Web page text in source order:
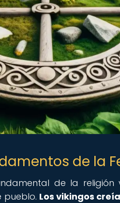
de la
de la religión
pueblo. Los vikingos